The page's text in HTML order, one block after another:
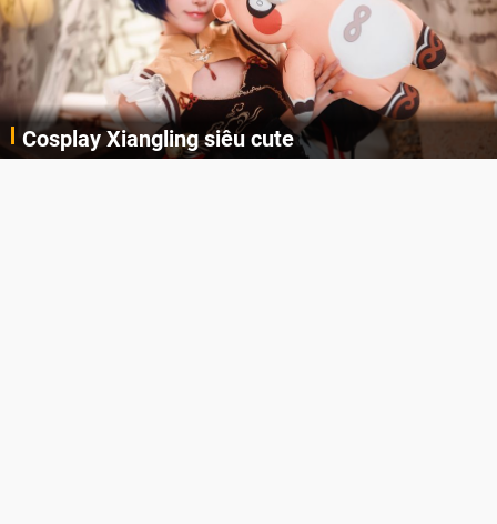
Cosplay Xiangling siêu cute